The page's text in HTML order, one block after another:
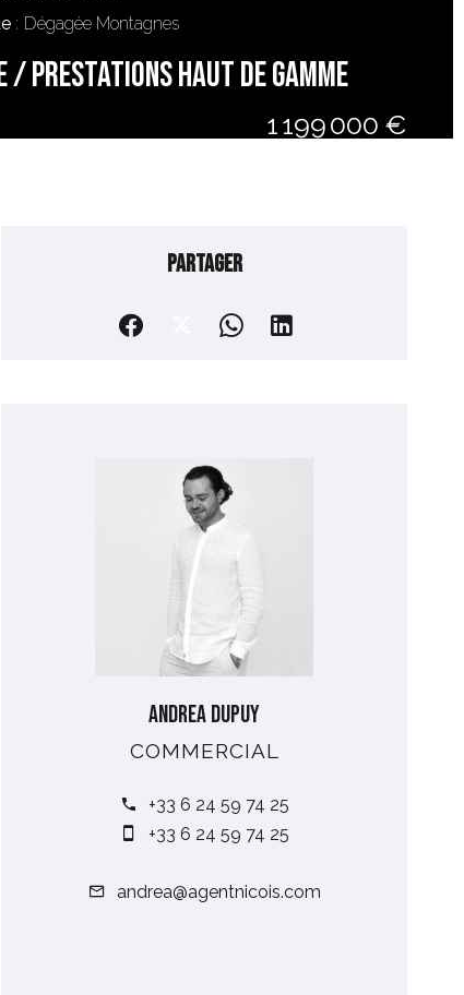
PRESTATIONS HAUT DE GAMME
1 199 000 €
Dégagée Montagnes
Partager
Andrea DUPUY
COMMERCIAL
+33 6 24 59 74 25
+33 6 24 59 74 25
andrea@agentnicois.com